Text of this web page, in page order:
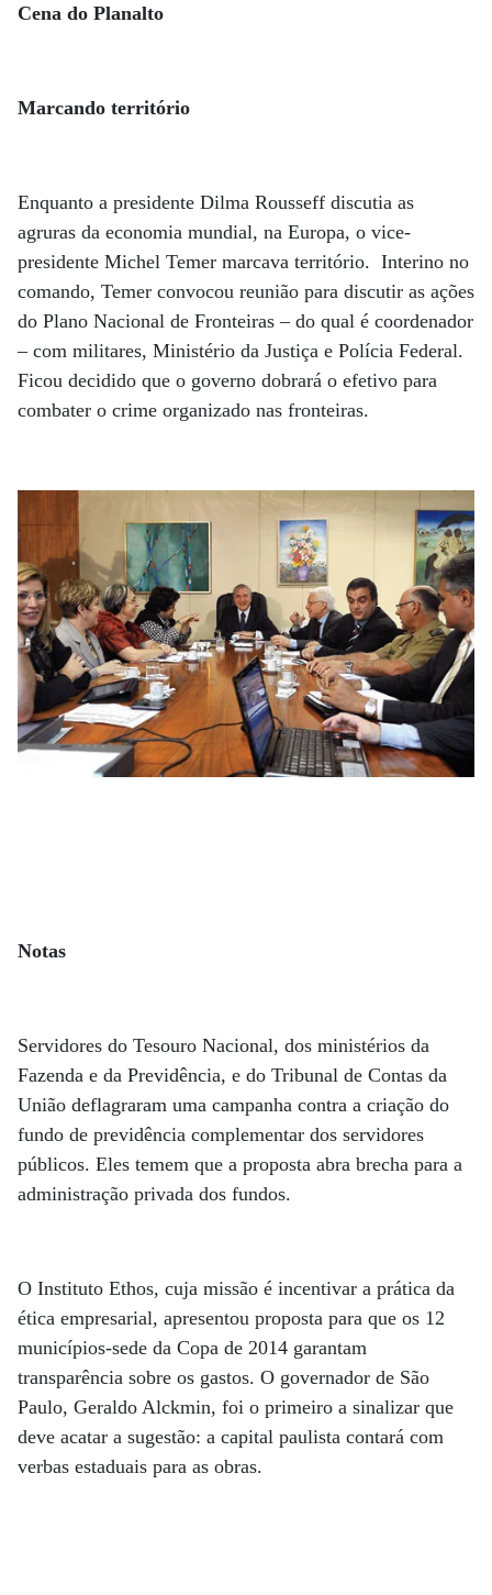
Cena do Planalto
Marcando território
Enquanto a presidente Dilma Rousseff discutia as
agruras da economia mundial, na Europa, o vice-
presidente Michel Temer marcava território. Interino no
comando, Temer convocou reunião para discutir as ações
do Plano Nacional de Fronteiras – do qual é coordenador
– com militares, Ministério da Justiça e Polícia Federal.
Ficou decidido que o governo dobrará o efetivo para
combater o crime organizado nas fronteiras.
Notas
Servidores do Tesouro Nacional, dos ministérios da
Fazenda e da Previdência, e do Tribunal de Contas da
União deflagraram uma campanha contra a criação do
fundo de previdência complementar dos servidores
públicos. Eles temem que a proposta abra brecha para a
administração privada dos fundos.
O Instituto Ethos, cuja missão é incentivar a prática da
ética empresarial, apresentou proposta para que os 12
municípios-sede da Copa de 2014 garantam
transparência sobre os gastos. O governador de São
Paulo, Geraldo Alckmin, foi o primeiro a sinalizar que
deve acatar a sugestão: a capital paulista contará com
verbas estaduais para as obras.